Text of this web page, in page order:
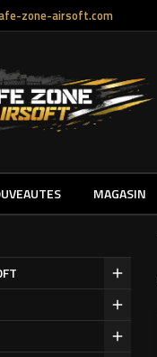
zone-airsoft.com
MAGASIN